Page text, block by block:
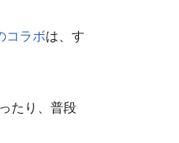
コラボは、す
たり、普段